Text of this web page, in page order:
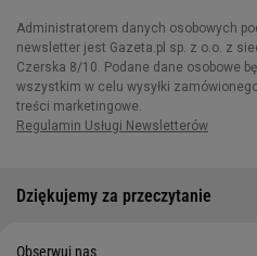
Dziękujemy za przeczytanie
Obserwuj nas